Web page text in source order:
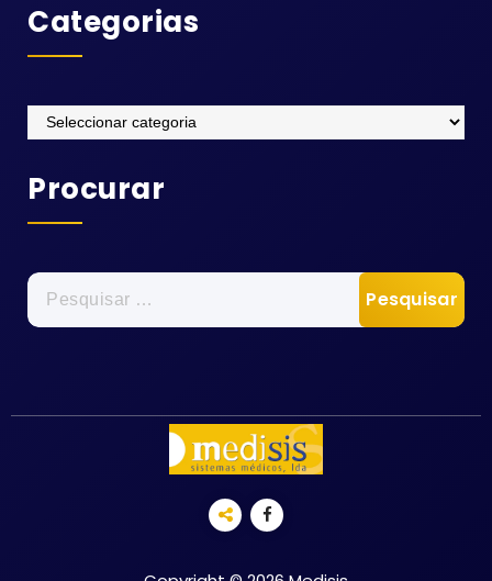
Categorias
Categorias
Procurar
Pesquisar
por: